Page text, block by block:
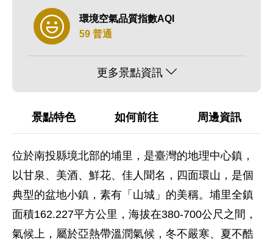
環境空氣品質指數AQI
59 普通
更多景點資訊
景點特色 如何前往 周邊資訊
位於南投縣境北部的埔里，是臺灣的地理中心鎮，
以甘泉、美酒、鮮花、佳人聞名，四面環山，是個
典型的盆地小鎮，素有「山城」的美稱。埔里全鎮
面積162.227平方公里，海拔在380-700公尺之間，
氣候上，屬於亞熱帶溫潤氣候，冬不嚴寒、夏不酷